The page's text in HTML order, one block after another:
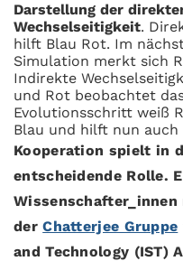
Darstellung der
Wechselseitigkeit.
hilft Blau Rot. Im
Simulation merkt sich
Indirekte
und Rot beobachtet
Evolutionsschritt weiß
Blau und hilft nun
Kooperation spielt in
entscheidende Rolle.
derChatterjee Gruppe
and Technology (IST)